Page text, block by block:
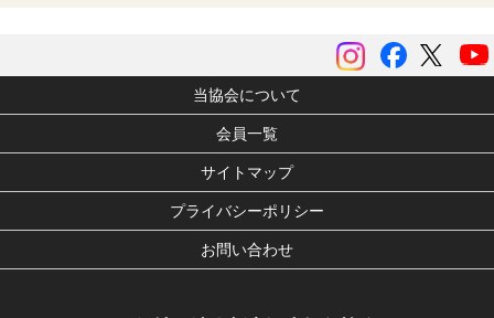
ツイ
Facebook
instagram
当協会について
会員一覧
サイトマップ
プライバシーポリシー
お問い合わせ